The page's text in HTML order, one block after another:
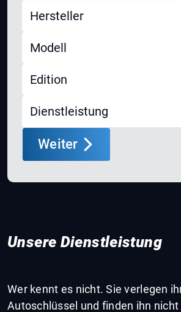
Weiter
Unsere Dienstleistung
Wer kennt es nicht. Sie verlegen
Autoschlüssel und finden ihn nicht